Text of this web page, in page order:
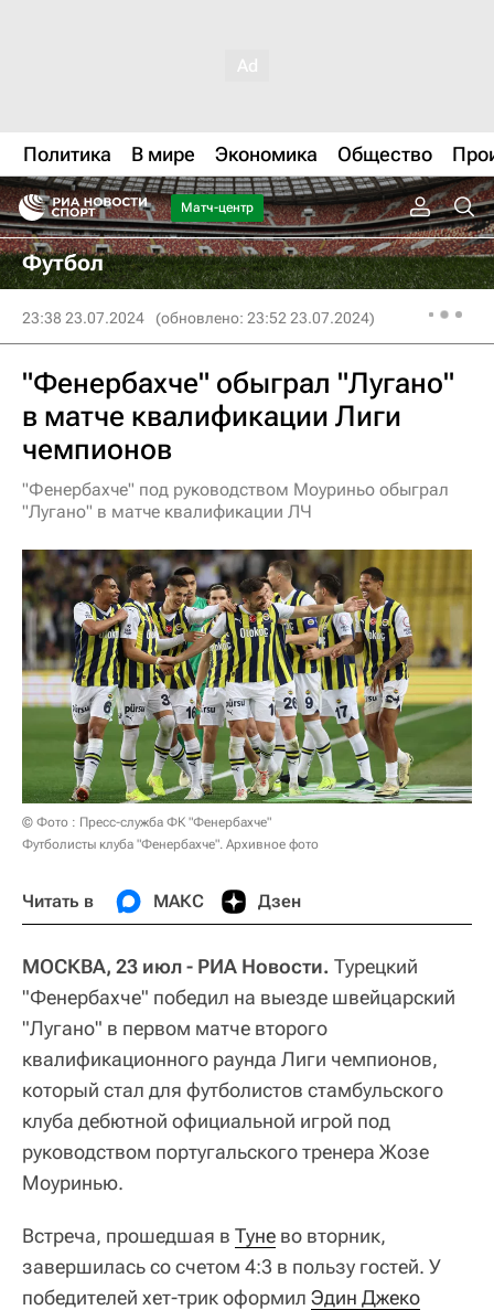
Политика В мире Экономика Общество
Матч-центр
Футбол
23:38 23.07.2024 (обновлено: 23:52 23.07.2024)
"Фенербахче" обыграл "Лугано"
в матче квалификации Лиги
чемпионов
"Фенербахче" под руководством Моуриньо обыграл
"Лугано" в матче квалификации ЛЧ
© Фото : Пресс-служба ФК "Фенербахче"
Футболисты клуба "Фенербахче". Архивное фото
Читать в МАКС Дзен
МОСКВА, 23 июл - РИА Новости. Турецкий
"Фенербахче" победил на выезде швейцарский
"Лугано" в первом матче второго
квалификационного раунда Лиги чемпионов,
который стал для футболистов стамбульского
клуба дебютной официальной игрой под
руководством португальского тренера Жозе
Моуринью.
Встреча, прошедшая в Туне во вторник,
завершилась со счетом 4:3 в пользу гостей. У
победителей хет-трик оформил Эдин Джеко